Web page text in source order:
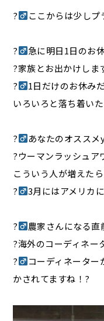
?‍ ここからは少しプ
?‍
急に明日1日のお
?家族とお出かけしま
?‍
1日だけのお休み
いろいろと落ち着い
?‍
あなたのオスス
?ウーマンラッシュア
こういう人が増えたら
?‍
3月にはアメリカ
?‍
農家さんになる
?海外のコーディネー
?‍
コーディネータ
かされてますね！?